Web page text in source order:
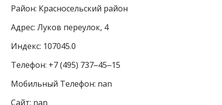
Район: Красносельский район
Адрес: Луков переулок, 4
Индекс: 107045.0
Телефон: +7 (495) 737‒45‒15
Мобильный Телефон: nan
Сайт: nan